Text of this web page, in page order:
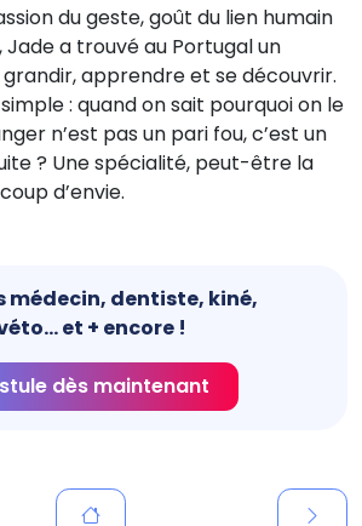
du geste, goût du lien humain
Jade a trouvé au Portugal un
apprendre et se découvrir.
: quand on sait pourquoi on le
n’est pas un pari fou, c’est un
? Une spécialité, peut-être la
d’envie.
médecin, dentiste, kiné,
et + encore !
dès maintenant